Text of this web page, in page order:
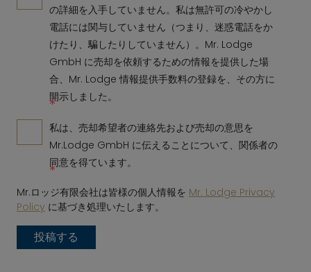
の詳細を入手していません。私は無許可の冷やかし
電話には関与していません（つまり、迷惑電話をか
けたり、騙したりしていません）。Mr. Lodge
GmbH に売却を依頼するための情報を提供した場
合、Mr. Lodge 情報提供手数料の登録を、その方に
開示しました。
*
私は、売却希望者の連絡先および売却の意思を
Mr.Lodge GmbH に伝えることについて、関係者の
同意を得ています。
*
Mr.ロッジ有限会社は皆様の個人情報を Mr. Lodge Privacy
Policy に基づき処理いたします。
投稿する